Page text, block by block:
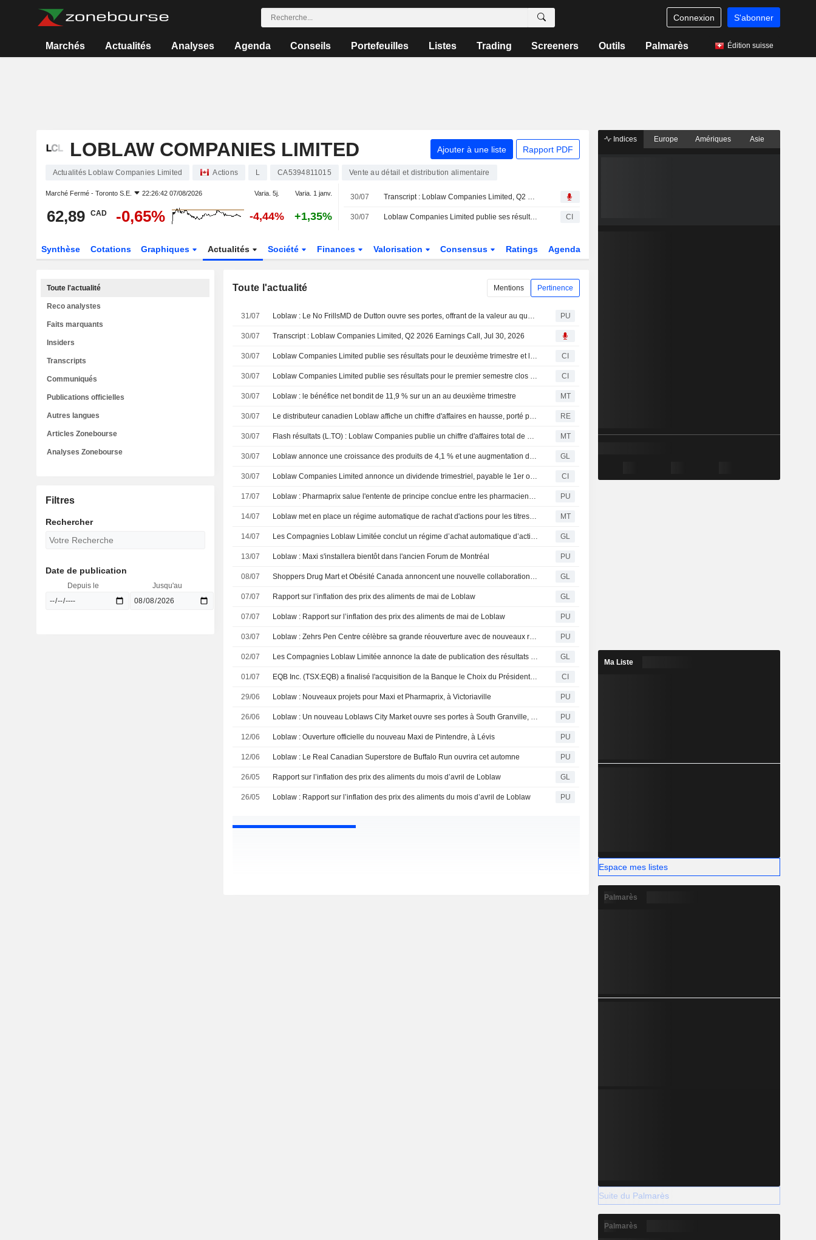
Connexion S'abonner
Marchés Actualités Analyses Agenda Conseils Portefeuilles Listes Trading Screeners Outils Palmarès Édition suisse
LOBLAW COMPANIES LIMITED Ajouter à une liste Rapport PDF
Actualités Loblaw Companies Limited Actions L CA5394811015 Vente au détail et distribution alimentaire
Marché Fermé - Toronto S.E. 22:26:42 07/08/2026 Varia. 5j. Varia. 1 janv.
62,89 CAD -0,65% -4,44% +1,35%
30/07 Transcript : Loblaw Companies Limited, Q2 2026 Earnings Call, Jul 30, 2026
30/07 Loblaw Companies Limited publie ses résultats pour le deuxième trimestre et le premier semestre clos le 20 juin 2026 CI
Synthèse Cotations Graphiques Actualités Société Finances Valorisation Consensus Ratings Agenda
Toute l'actualité Mentions Pertinence
31/07 Loblaw : Le No FrillsMD de Dutton ouvre ses portes, offrant de la valeur au quotidien PU
30/07 Transcript : Loblaw Companies Limited, Q2 2026 Earnings Call, Jul 30, 2026
30/07 Loblaw Companies Limited publie ses résultats pour le deuxième trimestre et le premier semestre clos le 20 juin 2026 CI
30/07 Loblaw Companies Limited publie ses résultats pour le premier semestre clos le 30 juin 2026 CI
30/07 Loblaw : le bénéfice net bondit de 11,9 % sur un an au deuxième trimestre MT
30/07 Le distributeur canadien Loblaw affiche un chiffre d'affaires en hausse, porté par la demande de produits à bas prix RE
30/07 Flash résultats (L.TO) : Loblaw Companies publie un chiffre d'affaires total de 15,27 milliards de dollars canadiens au deuxième trimestre MT
30/07 Loblaw annonce une croissance des produits de 4,1 % et une augmentation du montant ajusté du bénéfice net dilué par action ordinaire de 11,9 % pour le deuxième trimestre GL
30/07 Loblaw Companies Limited annonce un dividende trimestriel, payable le 1er octobre 2026 CI
17/07 Loblaw : Pharmaprix salue l'entente de principe conclue entre les pharmaciens propriétaires et le gouvernement du Québec PU
14/07 Loblaw met en place un régime automatique de rachat d'actions pour les titres d'EQB MT
14/07 Les Compagnies Loblaw Limitée conclut un régime d’achat automatique d’actions visant l’achat d’actions ordinaires de la Banque Équitable GL
13/07 Loblaw : Maxi s'installera bientôt dans l'ancien Forum de Montréal PU
08/07 Shoppers Drug Mart et Obésité Canada annoncent une nouvelle collaboration pour aider à élargir l’accès aux soins en obésité pour les Canadiens GL
07/07 Rapport sur l’inflation des prix des aliments de mai de Loblaw GL
07/07 Loblaw : Rapport sur l’inflation des prix des aliments de mai de Loblaw PU
03/07 Loblaw : Zehrs Pen Centre célèbre sa grande réouverture avec de nouveaux rayons étendus PU
02/07 Les Compagnies Loblaw Limitée annonce la date de publication des résultats du deuxième trimestre de 2026 GL
01/07 EQB Inc. (TSX:EQB) a finalisé l'acquisition de la Banque le Choix du Président auprès de Loblaw Companies Limited (TSX:L). CI
29/06 Loblaw : Nouveaux projets pour Maxi et Pharmaprix, à Victoriaville PU
26/06 Loblaw : Un nouveau Loblaws City Market ouvre ses portes à South Granville, à Vancouver, proposant des repas frais, des prix accessibles au quotidien et plus de commodité pour l’épicerie PU
12/06 Loblaw : Ouverture officielle du nouveau Maxi de Pintendre, à Lévis PU
12/06 Loblaw : Le Real Canadian Superstore de Buffalo Run ouvrira cet automne PU
26/05 Rapport sur l’inflation des prix des aliments du mois d’avril de Loblaw GL
26/05 Loblaw : Rapport sur l’inflation des prix des aliments du mois d’avril de Loblaw PU
Toute l'actualité
Reco analystes
Faits marquants
Insiders
Transcripts
Communiqués
Publications officielles
Autres langues
Articles Zonebourse
Analyses Zonebourse
Filtres
Rechercher
Date de publication
Depuis le Jusqu'au
Indices Europe Amériques Asie
Ma Liste
Espace mes listes
Palmarès
Suite du Palmarès
Palmarès